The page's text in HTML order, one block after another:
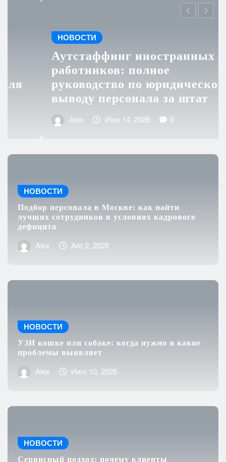
НОВОСТИ
Аутстаффинг иностранных
работников: полное
руководство по юридическому
выводу персонала за штат
Июн 14, 2026 0
НОВОСТИ
Подбор персонала в Москве: как найти
лучших сотрудников в условиях кадрового
дефицита
Alex Авг 2, 2026
НОВОСТИ
УЗИ кошке или собаке: когда нужно и какие
проблемы выявляет
Alex Июл 10, 2026
НОВОСТИ
Сервисный подход: почему клиенты